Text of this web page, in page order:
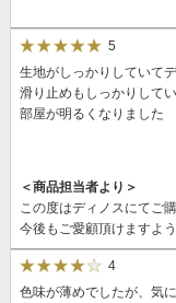
5
生地がしっかりしていて
滑り止めもしっかりして
部屋が明るくなりました
＜商品担当者より＞
この度はディノスにてご
今後もご愛顧頂けますよ
4
色味が薄めでしたが、気